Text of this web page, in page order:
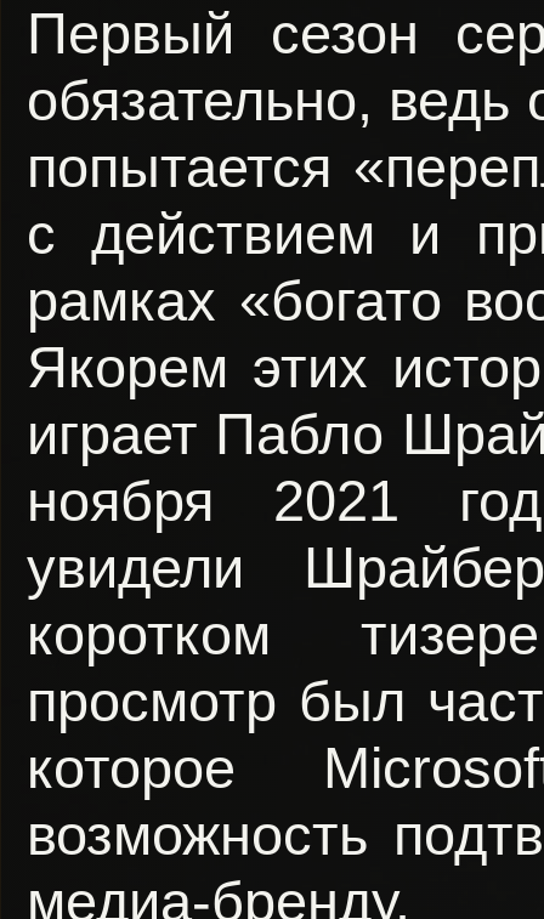
Первый сезон
обязательно, ведь
попытается
с действием и
рамках «богато
Якорем этих
играет Пабло
ноября 2021
увидели
коротком
просмотр был
которое
возможность
медиа-бренду.